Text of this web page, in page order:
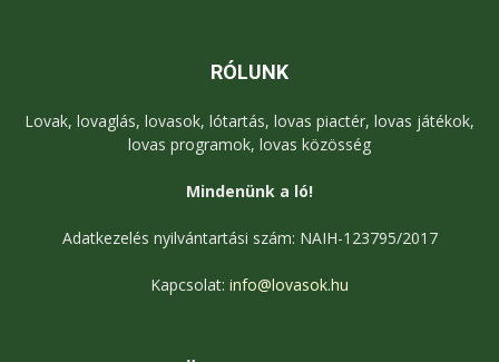
RÓLUNK
Lovak, lovaglás, lovasok, lótartás, lovas piactér, lovas játékok,
lovas programok, lovas közösség
Mindenünk a ló!
Adatkezelés nyilvántartási szám: NAIH-123795/2017
Kapcsolat: info@lovasok.hu